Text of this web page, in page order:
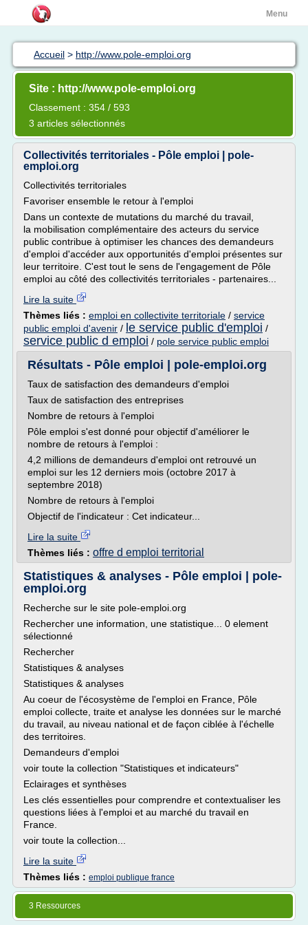
Menu
Accueil > http://www.pole-emploi.org
Site : http://www.pole-emploi.org
Classement : 354 / 593
3 articles sélectionnés
Collectivités territoriales - Pôle emploi | pole-
emploi.org
Collectivités territoriales
Favoriser ensemble le retour à l'emploi
Dans un contexte de mutations du marché du travail,
la mobilisation complémentaire des acteurs du service
public contribue à optimiser les chances des demandeurs
d'emploi d'accéder aux opportunités d'emploi présentes sur
leur territoire. C'est tout le sens de l'engagement de Pôle
emploi au côté des collectivités territoriales - partenaires...
Lire la suite
Thèmes liés : emploi en collectivite territoriale / service
public emploi d'avenir / le service public d'emploi /
service public d emploi / pole service public emploi
Résultats - Pôle emploi | pole-emploi.org
Taux de satisfaction des demandeurs d'emploi
Taux de satisfaction des entreprises
Nombre de retours à l'emploi
Pôle emploi s'est donné pour objectif d'améliorer le
nombre de retours à l'emploi :
4,2 millions de demandeurs d'emploi ont retrouvé un
emploi sur les 12 derniers mois (octobre 2017 à
septembre 2018)
Nombre de retours à l'emploi
Objectif de l'indicateur : Cet indicateur...
Lire la suite
Thèmes liés : offre d emploi territorial
Statistiques & analyses - Pôle emploi | pole-
emploi.org
Recherche sur le site pole-emploi.org
Rechercher une information, une statistique... 0 element
sélectionné
Rechercher
Statistiques & analyses
Statistiques & analyses
Au coeur de l'écosystème de l'emploi en France, Pôle
emploi collecte, traite et analyse les données sur le marché
du travail, au niveau national et de façon ciblée à l'échelle
des territoires.
Demandeurs d'emploi
voir toute la collection "Statistiques et indicateurs"
Eclairages et synthèses
Les clés essentielles pour comprendre et contextualiser les
questions liées à l'emploi et au marché du travail en
France.
voir toute la collection...
Lire la suite
Thèmes liés : emploi publique france
3 Ressources